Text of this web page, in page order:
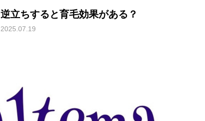
逆立ちすると育毛効果がある？
2025.07.19